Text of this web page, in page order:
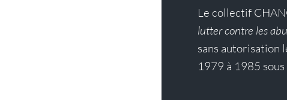
Le collectif
lutter contre les
sans autorisation
1979 à 1985